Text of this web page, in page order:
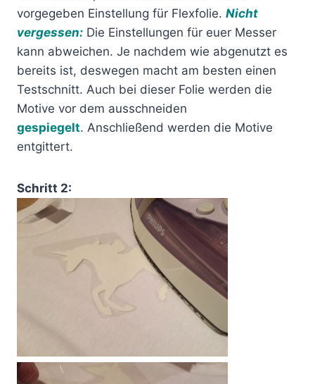
vorgegeben Einstellung für Flexfolie. Nicht
vergessen: Die Einstellungen für euer Messer
kann abweichen. Je nachdem wie abgenutzt es
bereits ist, deswegen macht am besten einen
Testschnitt. Auch bei dieser Folie werden die
Motive vor dem ausschneiden
gespiegelt. Anschließend werden die Motive
entgittert.
Schritt 2: